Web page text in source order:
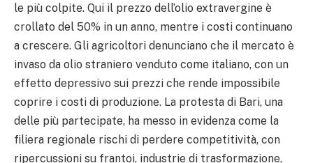
le più colpite. Qui il prezzo dell’olio extravergine è
crollato del 50% in un anno, mentre i costi continuano
a crescere. Gli agricoltori denunciano che il mercato è
invaso da olio straniero venduto come italiano, con un
effetto depressivo sui prezzi che rende impossibile
coprire i costi di produzione. La protesta di Bari, una
delle più partecipate, ha messo in evidenza come la
filiera regionale rischi di perdere competitività, con
ripercussioni su frantoi, industrie di trasformazione,